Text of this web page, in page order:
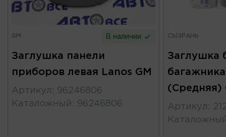
GM В наличии
Заглушка панели
приборов левая Lanos GM
Артикул : 96246806
Каталожный : 96246806
СЫЗРАНЬ
Заглушка
(Средняя)
Артикул :